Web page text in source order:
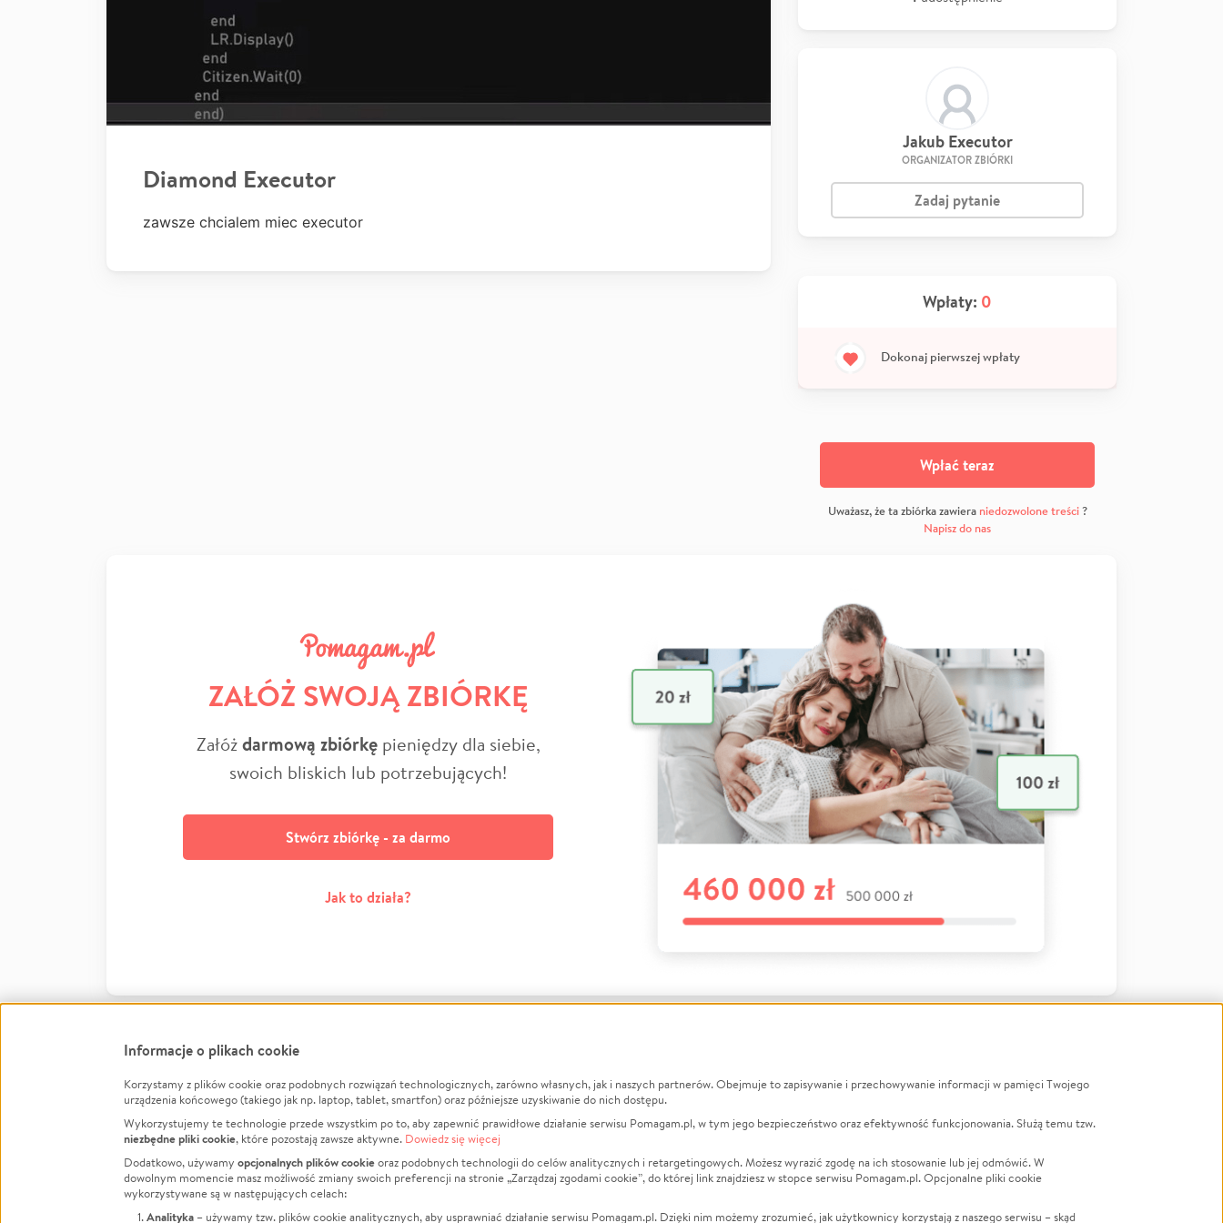
Diamond Executor
zawsze chcialem miec executor
Jakub Executor
ORGANIZATOR ZBIÓRKI
Zadaj pytanie
Wpłaty: 0
Dokonaj pierwszej wpłaty
Wpłać teraz
Uważasz, że ta zbiórka zawiera niedozwolone treści?
Napisz do nas
ZAŁÓŻ SWOJĄ ZBIÓRKĘ
Załóżdarmową zbiórkępieniędzy dla siebie,
swoich bliskich lub potrzebujących!
Stwórz zbiórkę - za darmo
Jak to działa?
FacebookTwitter Instagram
LinkedInTikTok Youtube
Informacje
Jak to działa?
Regulamin
Polityka Prywatności
O nas
Opinie
Raporty
Za darmo
Zbieraj na
Leczenie
Zwierzęta
Pożar
LGBTQ+
Powódź
Wichura
Informacje o plikach cookie
Korzystamy z plików cookie oraz podobnych rozwiązań technologicznych, zarówno własnych, jak i naszych partnerów. Obejmuje to zapisywanie i przechowywanie informacji w pamięci Twojego
urządzenia końcowego (takiego jak np. laptop, tablet, smartfon) oraz późniejsze uzyskiwanie do nich dostępu.
Wykorzystujemy te technologie przede wszystkim po to, aby zapewnić prawidłowe działanie serwisu Pomagam.pl, w tym jego bezpieczeństwo oraz efektywność funkcjonowania. Służą temu tzw.
niezbędne pliki cookie, które pozostają zawsze aktywne. Dowiedz się więcej
Dodatkowo, używamy opcjonalnych plików cookieoraz podobnych technologii do celów analitycznych i retargetingowych. Możesz wyrazić zgodę na ich stosowanie lub jej odmówić. W
dowolnym momencie masz możliwość zmiany swoich preferencji na stronie „Zarządzaj zgodami cookie”, do której link znajdziesz w stopce serwisu Pomagam.pl. Opcjonalne pliki cookie
wykorzystywane są w następujących celach:
Analityka – używamy tzw. plików cookie analitycznych, aby usprawniać działanie serwisu Pomagam.pl. Dzięki nim możemy zrozumieć, jak użytkownicy korzystają z naszego serwisu – skąd